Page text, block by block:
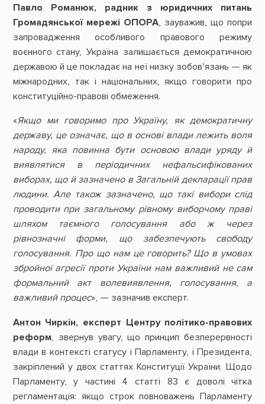
Павло Романюк, радник з юридичних питань
Громадянської мережі ОПОРА, зауважив, що попри
запровадження особливого правового режиму
воєнного стану, Україна залишається демократичною
державою й це покладає на неї низку зобов’язань — як
міжнародних, так і національних, якщо говорити про
конституційно-правові обмеження.
«Якщо ми говоримо про Україну, як демократичну
державу, це означає, що в основі влади лежить воля
народу, яка повинна бути основою влади уряду й
виявлятися в періодичних нефальсифікованих
виборах, що й зазначено в Загальній декларації прав
людини. Але також зазначено, що такі вибори слід
проводити при загальному рівному виборчому праві
шляхом таємного голосування або ж через
рівнозначні форми, що забезпечують свободу
голосування. Про що нам це говорить? Що в умовах
збройної агресії проти України нам важливий не сам
формальний акт волевиявлення, голосування, а
важливий процес», — зазначив експерт.
Антон Чиркін, експерт Центру політико-правових
реформ, звернув увагу, що принцип безперервності
влади в контексті статусу і Парламенту, і Президента,
закріплений у двох статтях Конституції України. Щодо
Парламенту, у частині 4 статті 83 є доволі чітка
регламентація: якщо строк повноважень Парламенту